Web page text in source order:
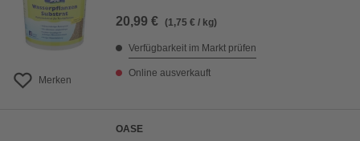
Merken
20,99 € (1,75 € / kg)
Verfügbarkeit im Markt prüfen
Online ausverkauft
OASE